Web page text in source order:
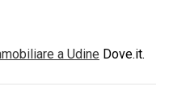
a Udine Dove.it.